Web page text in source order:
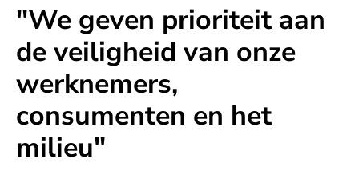
"We geven prioriteit aan
de veiligheid van onze
werknemers,
consumenten en het
milieu"